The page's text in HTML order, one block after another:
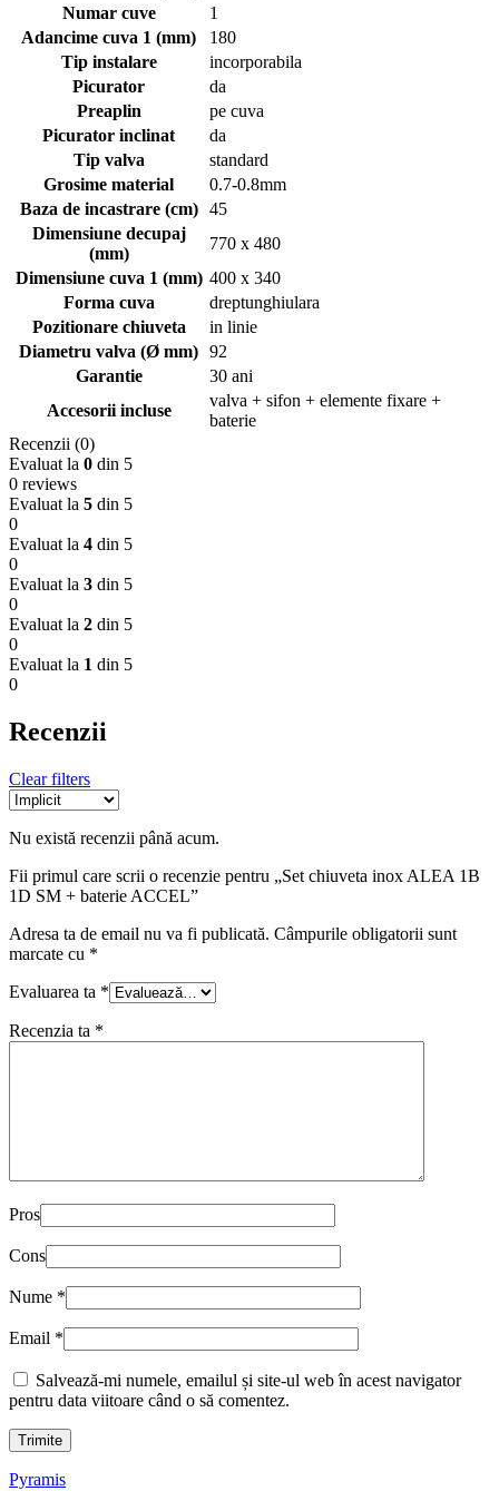
Numar cuve
1
Adancime cuva 1 (mm)
180
Tip instalare
incorporabila
Picurator
da
Preaplin
pe cuva
Picurator inclinat
da
Tip valva
standard
Grosime material
0.7-0.8mm
Baza de incastrare (cm)
45
Dimensiune decupaj
(mm)
770 x 480
Dimensiune cuva 1 (mm) 400 x 340
Forma cuva
dreptunghiulara
Pozitionare chiuveta
in linie
Diametru valva (Ø mm) 92
Garantie
30 ani
Accesorii incluse
valva + sifon + elemente fixare +
baterie
Recenzii (0)
Evaluat la 0 din 5
0 reviews
Evaluat la 5 din 5
0
Evaluat la 4 din 5
0
Evaluat la 3 din 5
0
Evaluat la 2 din 5
0
Evaluat la 1 din 5
0
Recenzii
Clear filters
Nu există recenzii până acum.
Fii primul care scrii o recenzie pentru „Set chiuveta inox ALEA 1B
1D SM + baterie ACCEL”
Adresa ta de email nu va fi publicată. Câmpurile obligatorii sunt
marcate cu *
Evaluarea ta *
Recenzia ta *
Pros
Cons
Nume *
Email *
Salvează-mi numele, emailul și site-ul web în acest navigator
pentru data viitoare când o să comentez.
Pyramis